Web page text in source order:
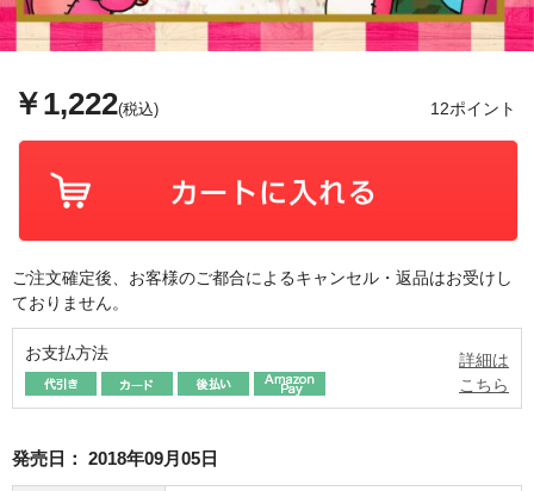
￥1,222(税込) 12ポイント
ご注文確定後、お客様のご都合によるキャンセル・返品はお受けし
ておりません。
お支払方法
詳細は
こちら
発売日： 2018年09月05日